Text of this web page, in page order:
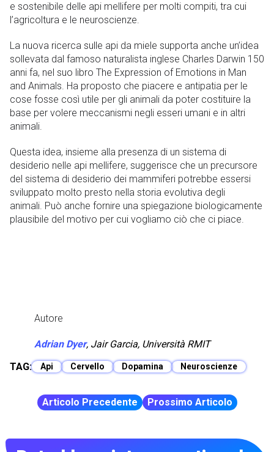
e sostenibile delle api mellifere per molti compiti, tra cui
l’agricoltura e le neuroscienze.
La nuova ricerca sulle api da miele supporta anche un’idea
sollevata dal famoso naturalista inglese Charles Darwin 150
anni fa, nel suo libro The Expression of Emotions in Man
and Animals. Ha proposto che piacere e antipatia per le
cose fosse così utile per gli animali da poter costituire la
base per volere meccanismi negli esseri umani e in altri
animali.
Questa idea, insieme alla presenza di un sistema di
desiderio nelle api mellifere, suggerisce che un precursore
del sistema di desiderio dei mammiferi potrebbe essersi
sviluppato molto presto nella storia evolutiva degli
animali. Può anche fornire una spiegazione biologicamente
plausibile del motivo per cui vogliamo ciò che ci piace.
Autore
Adrian Dyer, Jair Garcia, Università RMIT
TAG:
Api Cervello Dopamina Neuroscienze
Articolo Precedente Prossimo Articolo